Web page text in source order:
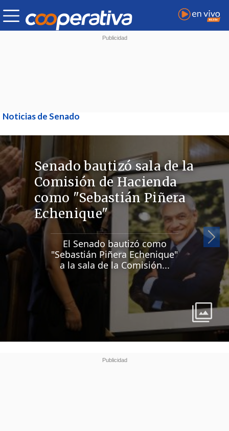
Noticias de Senado
Senado bautizó sala de la
Comisión de Hacienda
como "Sebastián Piñera
Echenique"
El Senado bautizó como
"Sebastián Piñera Echenique"
a la sala de la Comisión...